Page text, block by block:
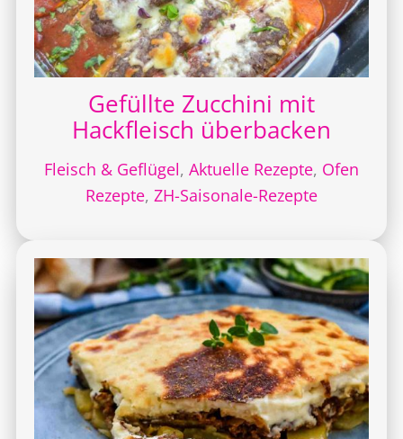
Gefüllte Zucchini mit
Hackfleisch überbacken
Fleisch & Geflügel, Aktuelle Rezepte, Ofen
Rezepte, ZH-Saisonale-Rezepte